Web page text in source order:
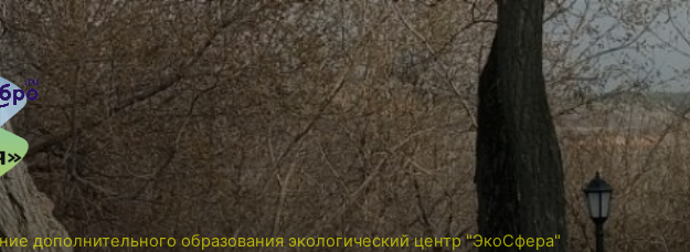
дополнительного образования экологический центр "ЭкоСфера"